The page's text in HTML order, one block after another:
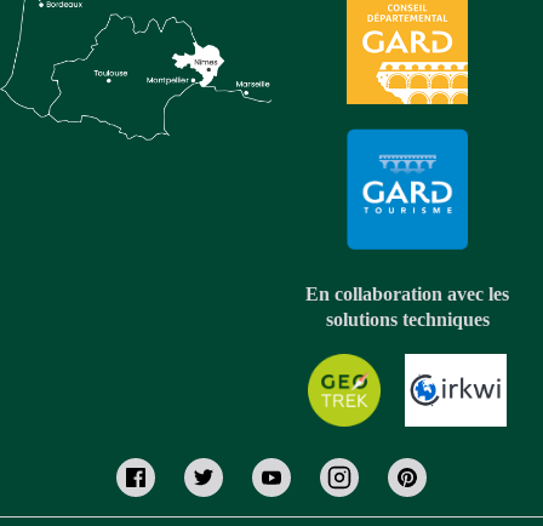
En collaboration avec les
solutions techniques